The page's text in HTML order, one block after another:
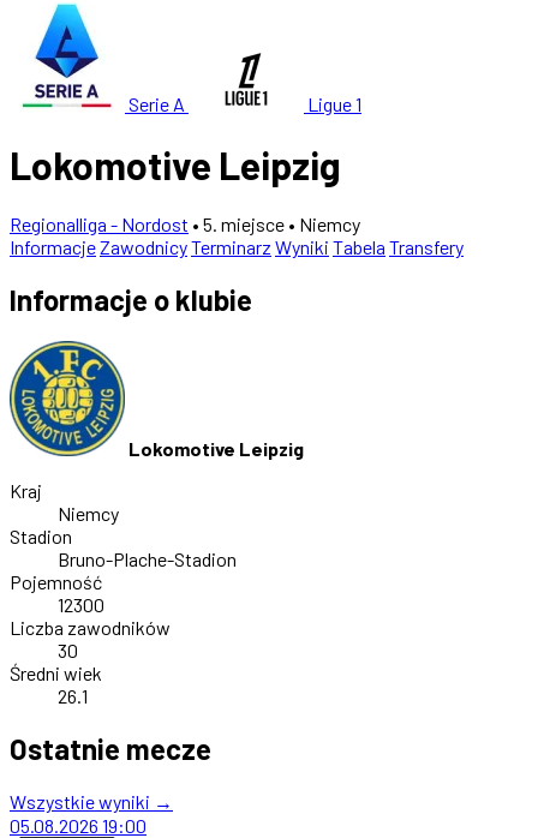
Serie A Ligue 1
Lokomotive Leipzig
Regionalliga - Nordost • 5. miejsce • Niemcy
InformacjeZawodnicyTerminarz Wyniki Tabela Transfery
Informacje o klubie
Lokomotive Leipzig
Kraj
Niemcy
Stadion
Bruno-Plache-Stadion
Pojemność
12300
Liczba zawodników
30
Średni wiek
26.1
Ostatnie mecze
Wszystkie wyniki →
05.08.2026 19:00